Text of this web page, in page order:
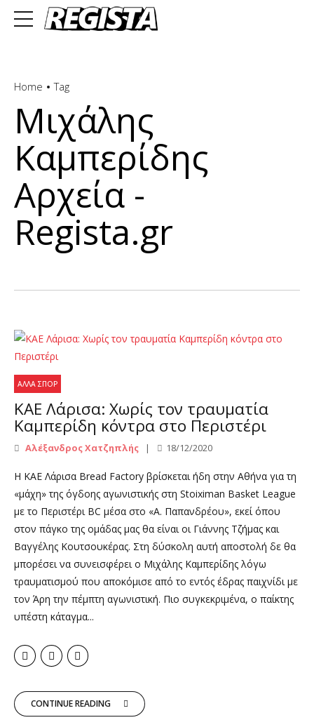
Home Tag
Μιχάλης
Καμπερίδης
Αρχεία -
Regista.gr
ΆΛΛΑ ΣΠΟΡ
ΚΑΕ Λάρισα: Χωρίς τον τραυματία
Καμπερίδη κόντρα στο Περιστέρι
Αλέξανδρος Χατζηπλής 18/12/2020
Η ΚΑΕ Λάρισα Bread Factory βρίσκεται ήδη στην Αθήνα για τη
«μάχη» της όγδοης αγωνιστικής στη Stoiximan Basket League
με το Περιστέρι BC μέσα στο «Α. Παπανδρέου», εκεί όπου
στον πάγκο της ομάδας μας θα είναι οι Γιάννης Τζήμας και
Βαγγέλης Κουτσουκέρας. Στη δύσκολη αυτή αποστολή δε θα
μπορέσει να συνεισφέρει ο Μιχάλης Καμπερίδης λόγω
τραυματισμού που αποκόμισε από το εντός έδρας παιχνίδι με
τον Άρη την πέμπτη αγωνιστική. Πιο συγκεκριμένα, ο παίκτης
υπέστη κάταγμα...
CONTINUE READING